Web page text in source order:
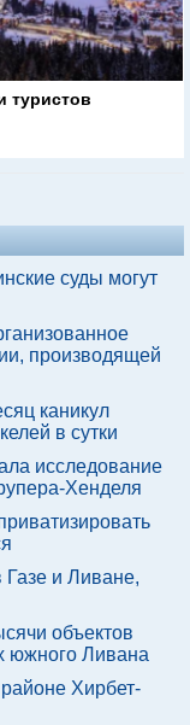
туристов
суды могут
производящей
каникул
в сутки
исследование
Хенделя
Газе и Ливане,
объектов
южного Ливана
Хирбет-